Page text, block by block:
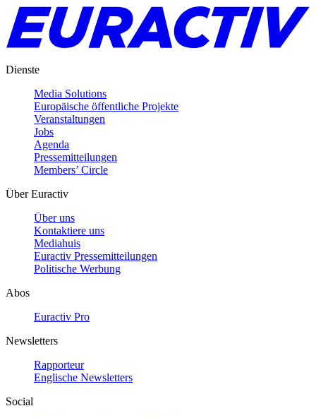
Dienste
Media Solutions
Europäische öffentliche Projekte
Veranstaltungen
Jobs
Agenda
Pressemitteilungen
Members’ Circle
Über Euractiv
Über uns
Kontaktiere uns
Mediahuis
Euractiv Pressemitteilungen
Politische Werbung
Abos
Euractiv Pro
Newsletters
Rapporteur
Englische Newsletters
Social